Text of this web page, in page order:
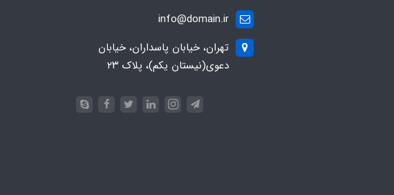
info@domain.ir
تهران، خیابان پاسداران، خیابان
دعوی(نیستان یکم)، پلاک ۲۳